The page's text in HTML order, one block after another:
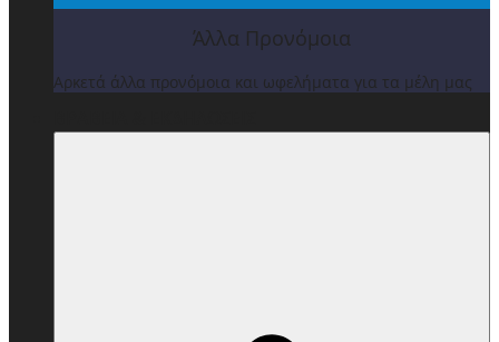
Άλλα Προνόμοια
Αρκετά άλλα προνόμοια και ωφελήματα για τα μέλη μας